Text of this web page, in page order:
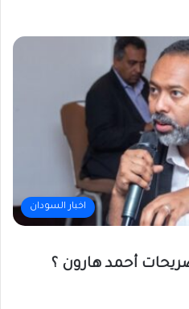
اخبار السودان
أحمد هارون ؟